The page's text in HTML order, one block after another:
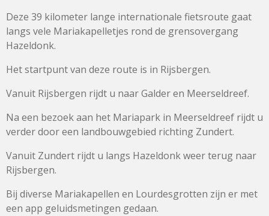
Deze 39 kilometer lange internationale fietsroute gaat
langs vele Mariakapelletjes rond de grensovergang
Hazeldonk.
Het startpunt van deze route is in Rijsbergen.
Vanuit Rijsbergen rijdt u naar Galder en Meerseldreef.
Na een bezoek aan het Mariapark in Meerseldreef rijdt u
verder door een landbouwgebied richting Zundert.
Vanuit Zundert rijdt u langs Hazeldonk weer terug naar
Rijsbergen.
Bij diverse Mariakapellen en Lourdesgrotten zijn er met
een app geluidsmetingen gedaan.